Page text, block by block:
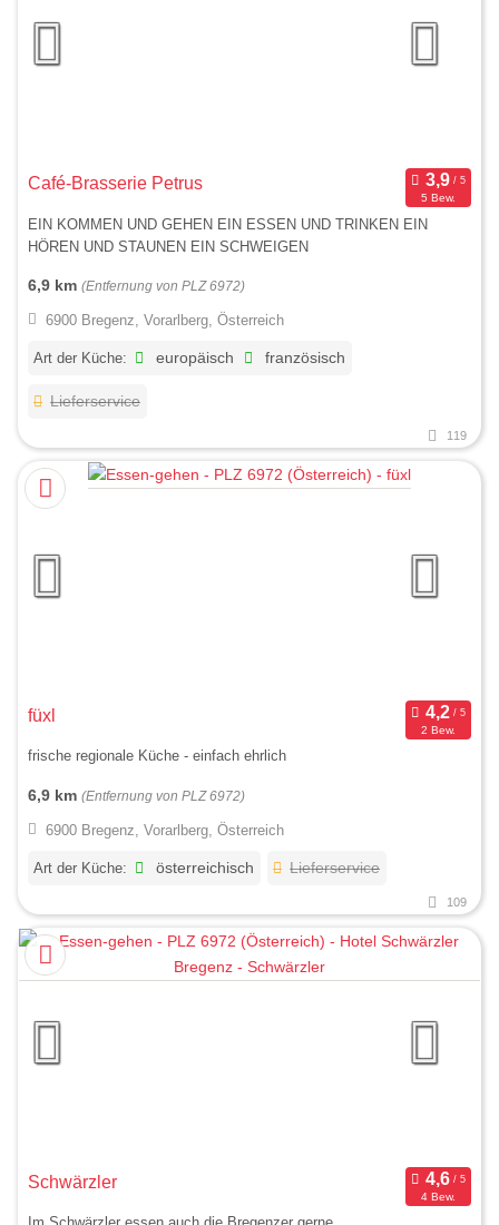
Café-Brasserie Petrus
5 Bew.
EIN KOMMEN UND GEHEN EIN ESSEN UND TRINKEN EIN
HÖREN UND STAUNEN EIN SCHWEIGEN
6,9 km (Entfernung von PLZ 6972)
6900 Bregenz, Vorarlberg, Österreich
Art der Küche: europäisch französisch
Lieferservice
119
füxl
2 Bew.
frische regionale Küche - einfach ehrlich
6,9 km (Entfernung von PLZ 6972)
6900 Bregenz, Vorarlberg, Österreich
Art der Küche: österreichisch Lieferservice
109
Schwärzler
4 Bew.